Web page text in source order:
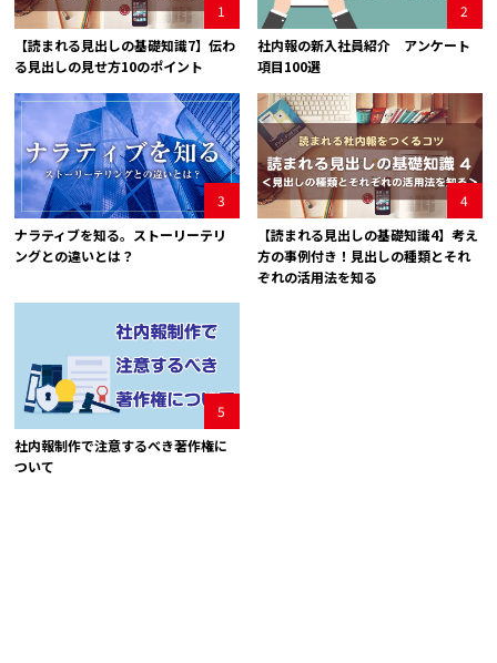
1
【読まれる見出しの基礎知識7】伝わ
る見出しの見せ方10のポイント
2
社内報の新入社員紹介 アンケート
項目100選
3
ナラティブを知る。ストーリーテリ
ングとの違いとは？
4
【読まれる見出しの基礎知識4】考え
方の事例付き！見出しの種類とそれ
ぞれの活用法を知る
5
社内報制作で注意するべき著作権に
ついて